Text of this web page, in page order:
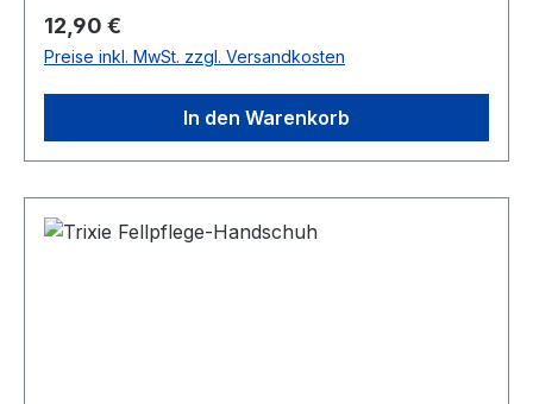
Regulärer Preis:
12,90 €
Preise inkl. MwSt. zzgl. Versandkosten
In den Warenkorb